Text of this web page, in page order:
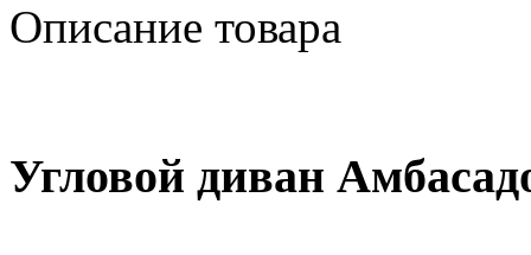
Описание товара
Угловой диван